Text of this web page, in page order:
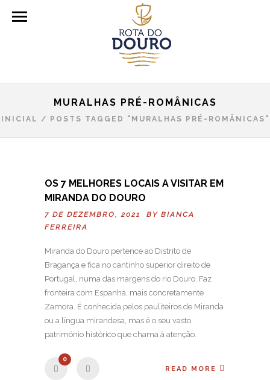
MURALHAS PRÉ-ROMÂNICAS
INICIAL / POSTS TAGGED "MURALHAS PRÉ-ROMÂNICAS"
OS 7 MELHORES LOCAIS A VISITAR EM
MIRANDA DO DOURO
7 DE DEZEMBRO, 2021 BY BIANCA
FERREIRA
Miranda do Douro pertence ao Distrito de
Bragança e fica no cantinho superior direito de
Portugal, numa das margens do rio Douro. Faz
fronteira com Espanha, mais concretamente
Zamora. É conhecida pelos pauliteiros de Miranda
ou a língua mirandesa, mas é o seu vasto
património histórico que chama à atenção.
0
READ MORE